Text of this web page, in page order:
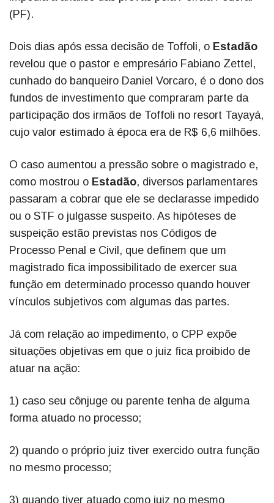
(PF).
Dois dias após essa decisão de Toffoli, o Estadão
revelou que o pastor e empresário Fabiano Zettel,
cunhado do banqueiro Daniel Vorcaro, é o dono dos
fundos de investimento que compraram parte da
participação dos irmãos de Toffoli no resort Tayayá,
cujo valor estimado à época era de R$ 6,6 milhões.
O caso aumentou a pressão sobre o magistrado e,
como mostrou o Estadão, diversos parlamentares
passaram a cobrar que ele se declarasse impedido
ou o STF o julgasse suspeito. As hipóteses de
suspeição estão previstas nos Códigos de
Processo Penal e Civil, que definem que um
magistrado fica impossibilitado de exercer sua
função em determinado processo quando houver
vínculos subjetivos com algumas das partes.
Já com relação ao impedimento, o CPP expõe
situações objetivas em que o juiz fica proibido de
atuar na ação:
1) caso seu cônjuge ou parente tenha de alguma
forma atuado no processo;
2) quando o próprio juiz tiver exercido outra função
no mesmo processo;
3) quando tiver atuado como juiz no mesmo